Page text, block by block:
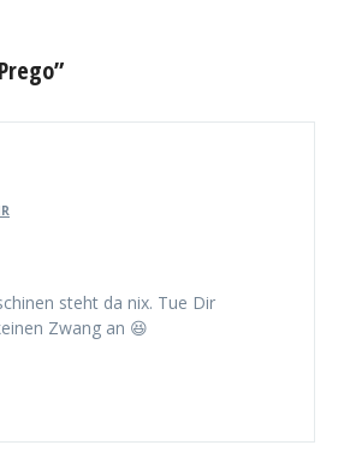
steht da nix. Tue Dir
Zwang an 😆